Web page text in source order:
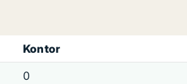
Kontor
0